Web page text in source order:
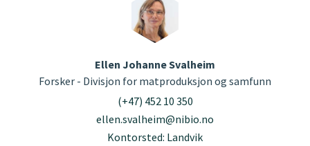
Ellen Johanne Svalheim
Forsker - Divisjon for matproduksjon og samfunn
(+47) 452 10 350
ellen.svalheim@nibio.no
Kontorsted: Landvik